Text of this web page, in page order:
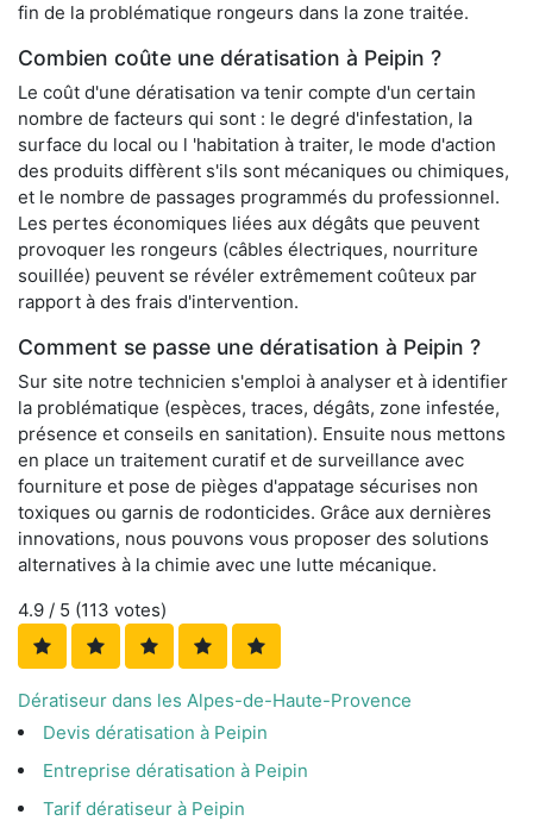
fin de la problématique rongeurs dans la zone traitée.
Combien coûte une dératisation à Peipin ?
Le coût d'une dératisation va tenir compte d'un certain
nombre de facteurs qui sont : le degré d'infestation, la
surface du local ou l 'habitation à traiter, le mode d'action
des produits diffèrent s'ils sont mécaniques ou chimiques,
et le nombre de passages programmés du professionnel.
Les pertes économiques liées aux dégâts que peuvent
provoquer les rongeurs (câbles électriques, nourriture
souillée) peuvent se révéler extrêmement coûteux par
rapport à des frais d'intervention.
Comment se passe une dératisation à Peipin ?
Sur site notre technicien s'emploi à analyser et à identifier
la problématique (espèces, traces, dégâts, zone infestée,
présence et conseils en sanitation). Ensuite nous mettons
en place un traitement curatif et de surveillance avec
fourniture et pose de pièges d'appatage sécurises non
toxiques ou garnis de rodonticides. Grâce aux dernières
innovations, nous pouvons vous proposer des solutions
alternatives à la chimie avec une lutte mécanique.
4.9 / 5 (113 votes)
Dératiseur dans les Alpes-de-Haute-Provence
Devis dératisation à Peipin
Entreprise dératisation à Peipin
Tarif dératiseur à Peipin